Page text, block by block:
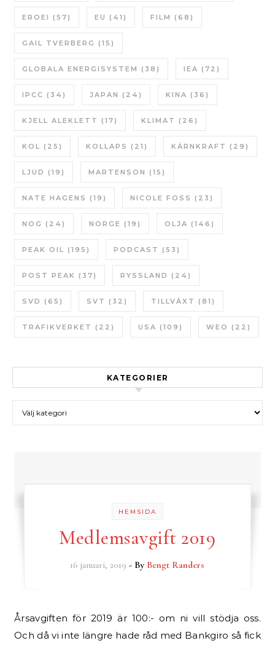
EROEI (57) EU (41) FILM (68)
GAIL TVERBERG (15)
GLOBALA ENERGISYSTEM (38) IEA (72)
IPCC (34) JAPAN (24) KINA (36)
KJELL ALEKLETT (17) KLIMAT (26)
KOL (25) KOLLAPS (21) KÄRNKRAFT (29)
LJUD (19) MARTENSON (15)
NATE HAGENS (19) NICOLE FOSS (23)
NOG (24) NORGE (19) OLJA (146)
PEAK OIL (195) PODCAST (53)
POST PEAK (37) RYSSLAND (24)
SVD (65) SVT (32) TILLVÄXT (81)
TRAFIKVERKET (22) USA (109) WEO (22)
KATEGORIER
HEMSIDA
Medlemsavgift 2019
16 januari, 2019 - By Bengt Randers
Årsavgiften för 2019 är 100:- om ni vill stödja oss.
Och då vi inte längre hade råd med Bankgiro så fick